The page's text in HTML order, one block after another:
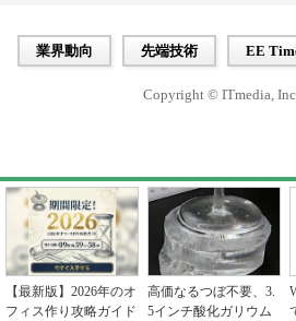
業界動向 先端技術 EE
Copyright © ITmedia,
【最新版】2026年のオ
フィス作り攻略ガイド
高価なるつぼ不要、3.
5インチ酸化ガリウム